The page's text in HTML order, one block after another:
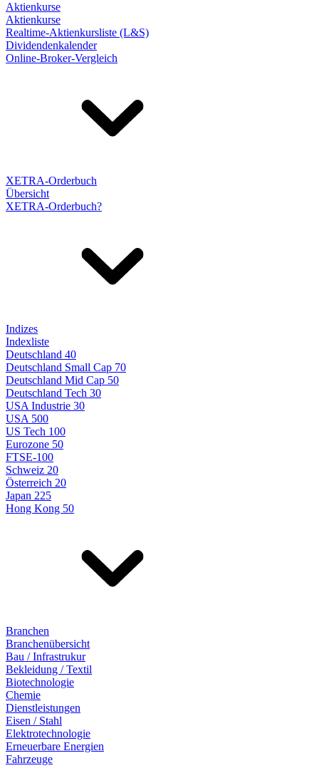
Aktienkurse
Aktienkurse
Realtime-Aktienkursliste (L&S)
Dividendenkalender
Online-Broker-Vergleich
XETRA-Orderbuch
Übersicht
XETRA-Orderbuch?
Indizes
Indexliste
Deutschland 40
Deutschland Small Cap 70
Deutschland Mid Cap 50
Deutschland Tech 30
USA Industrie 30
USA 500
US Tech 100
Eurozone 50
FTSE-100
Schweiz 20
Österreich 20
Japan 225
Hong Kong 50
Branchen
Branchenübersicht
Bau / Infrastrukur
Bekleidung / Textil
Biotechnologie
Chemie
Dienstleistungen
Eisen / Stahl
Elektrotechnologie
Erneuerbare Energien
Fahrzeuge